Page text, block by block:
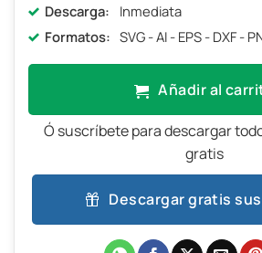
era:
$
Descarga:
Inmediata
Formatos: SVG - AI - EPS - DXF -
Añadir al
Ó suscríbete para descargar
gratis
Descargar gratis